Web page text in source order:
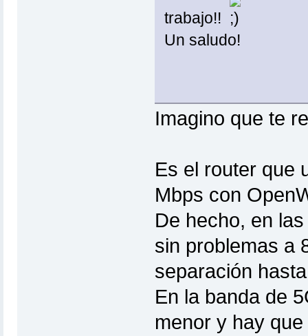
trabajo!!
Un saludo!
Imagino que te
Es el router que
Mbps con
De hecho, en
sin problemas a
separación
En la banda de
menor y hay